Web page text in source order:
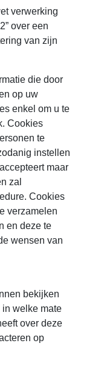
verwerking
over een
van zijn
die door
op uw
enkel om u te
Cookies
te
instellen
maar
zal
Cookies
verzamelen
en deze te
wensen van
bekijken
in welke mate
over deze
op